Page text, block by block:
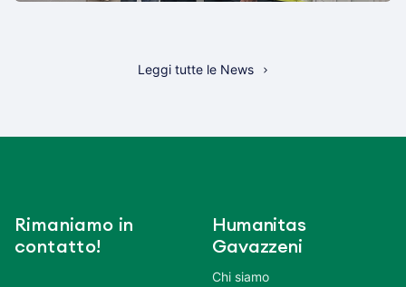
Leggi tutte le News
Rimaniamo in
contatto!
Humanitas
Gavazzeni
Chi siamo